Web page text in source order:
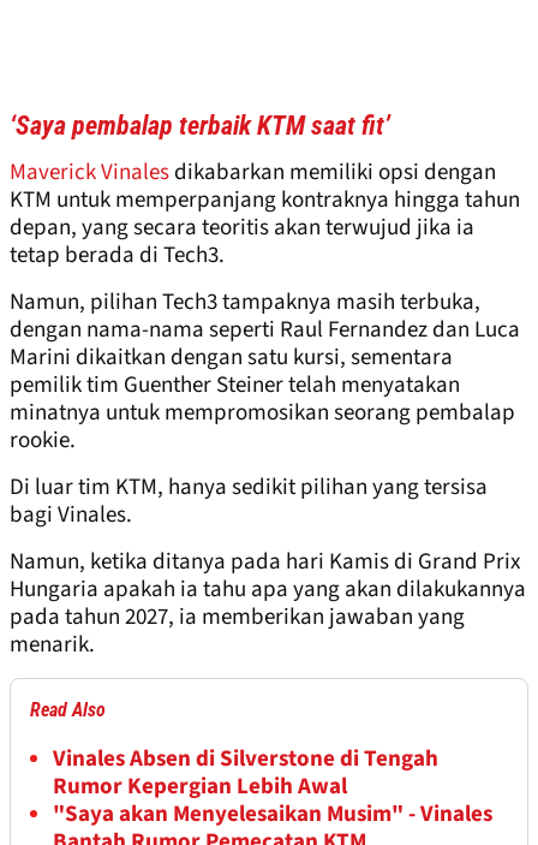
‘Saya pembalap terbaik KTM saat fit’
Maverick Vinalesdikabarkan memiliki opsi dengan
KTM untuk memperpanjang kontraknya hingga tahun
depan, yang secara teoritis akan terwujud jika ia
tetap berada di Tech3.
Namun, pilihan Tech3 tampaknya masih terbuka,
dengan nama-nama seperti Raul Fernandez dan Luca
Marini dikaitkan dengan satu kursi, sementara
pemilik tim Guenther Steiner telah menyatakan
minatnya untuk mempromosikan seorang pembalap
rookie.
Di luar tim KTM, hanya sedikit pilihan yang tersisa
bagi Vinales.
Namun, ketika ditanya pada hari Kamis di Grand Prix
Hungaria apakah ia tahu apa yang akan dilakukannya
pada tahun 2027, ia memberikan jawaban yang
menarik.
Read Also
Vinales Absen di Silverstone di Tengah
Rumor Kepergian Lebih Awal
"Saya akan Menyelesaikan Musim" - Vinales